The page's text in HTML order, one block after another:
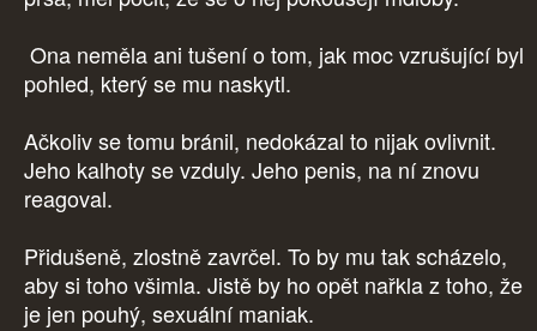
Ona neměla ani tušení o tom, jak moc vzrušující byl
pohled, který se mu naskytl.
Ačkoliv se tomu bránil, nedokázal to nijak ovlivnit.
Jeho kalhoty se vzduly. Jeho penis, na ní znovu
reagoval.
Přidušeně, zlostně zavrčel. To by mu tak scházelo,
aby si toho všimla. Jistě by ho opět nařkla z toho, že
je jen pouhý, sexuální maniak.